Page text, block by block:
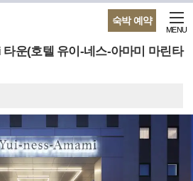
숙박 예약
운(호텔 유이-네스-아마미 마린타
MENU